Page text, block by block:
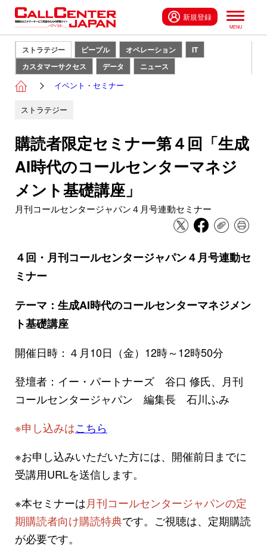
新規登録
ストラテジー ピープル オペレーション
IT
カスタマーサクセス
データ ニュース
イベント・セミナー
ストラテジー
購読者限定セミナー第４回「生成
AI時代のコールセンターマネジ
メント基礎講座」
月刊コールセンタージャパン４月号連動セミナー
４回・月刊コールセンタージャパン４月号連動セ
ミナー
テーマ：生成AI時代のコールセンターマネジメン
ト基礎講座
開催日時：４月10日（金）12時～12時50分
登壇者：イー・パートナーズ 谷口 修氏、月刊
コールセンタージャパン 編集長 石川ふみ
※申し込みはこちら
※お申し込みいただいた方には、開催前日までに
受講用URLを送信します。
※本セミナーは月刊コールセンタージャパンの定
期購読者向け購読特典です。ご視聴は、定期購読
が必要です。